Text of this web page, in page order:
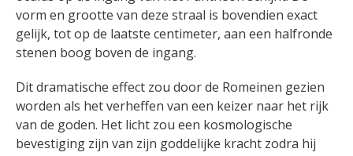
vorm en grootte van deze straal is bovendien exact
gelijk, tot op de laatste centimeter, aan een halfronde
stenen boog boven de ingang.
Dit dramatische effect zou door de Romeinen gezien
worden als het verheffen van een keizer naar het rijk
van de goden. Het licht zou een kosmologische
bevestiging zijn van zijn goddelijke kracht zodra hij